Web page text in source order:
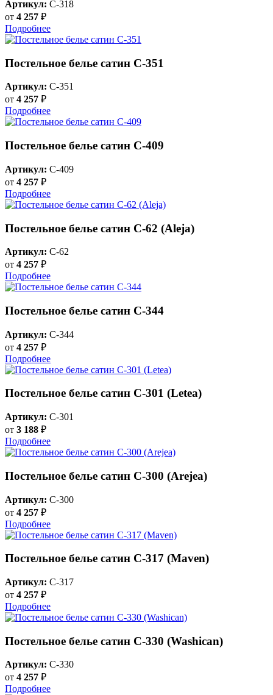
Артикул: C-318
от 4 257 ₽
Подробнее
Постельное белье сатин С-351
Артикул: C-351
от 4 257 ₽
Подробнее
Постельное белье сатин С-409
Артикул: C-409
от 4 257 ₽
Подробнее
Постельное белье сатин C-62 (Aleja)
Артикул: C-62
от 4 257 ₽
Подробнее
Постельное белье сатин С-344
Артикул: C-344
от 4 257 ₽
Подробнее
Постельное белье сатин С-301 (Letea)
Артикул: C-301
от 3 188 ₽
Подробнее
Постельное белье сатин С-300 (Arejea)
Артикул: C-300
от 4 257 ₽
Подробнее
Постельное белье сатин С-317 (Maven)
Артикул: C-317
от 4 257 ₽
Подробнее
Постельное белье сатин С-330 (Washican)
Артикул: C-330
от 4 257 ₽
Подробнее